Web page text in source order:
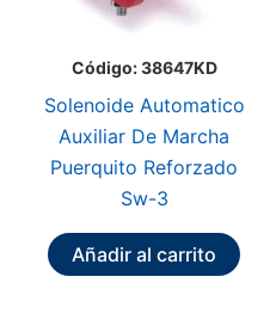
Código: 38647KD
Solenoide Automatico
Auxiliar De Marcha
Puerquito Reforzado
Sw-3
Añadir al carrito